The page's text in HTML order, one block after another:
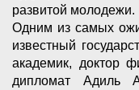
развитой молодежи.
Одним из самых
известный
академик, доктор
дипломат Адиль